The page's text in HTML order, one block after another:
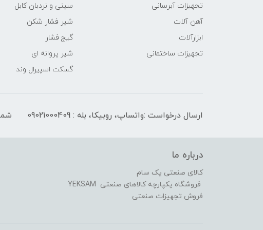
تجهیزات آبرسانی
آهن آلات
ابزارآلات
تجهیزات ساختمانی
سینی و نردبان کابل
شیر فشار شکن
گیج فشار
شیر پروانه ای
گسکت اسپیرال وند
ارسال درخواست :واتساپ، روبیکا، بله : 09021000409
درباره ما
کالای صنعتی یک سام
فروشگاه یکپارچه کالاهای صنعتی YEKSAM
فروش تجهیزات صنعتی